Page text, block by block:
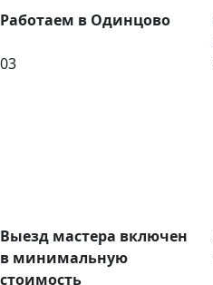
Работаем в Одинцово
03
Выезд мастера включен
в минимальную
стоимость